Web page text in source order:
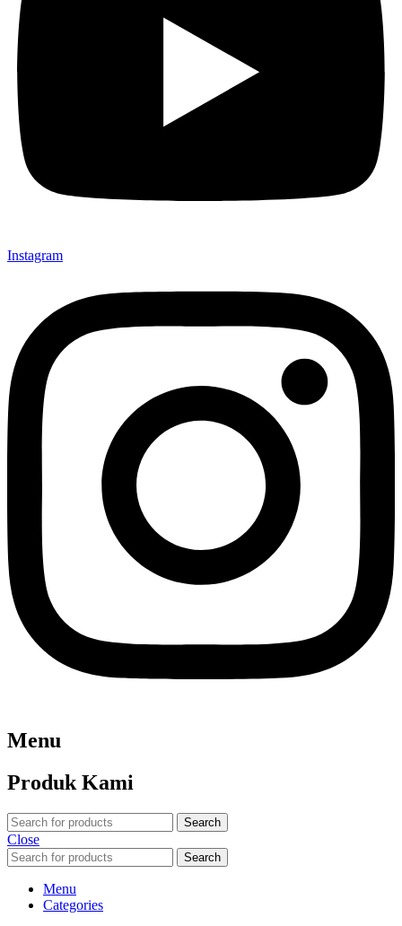
Instagram
Menu
Produk Kami
Search
Close
Search
Menu
Categories